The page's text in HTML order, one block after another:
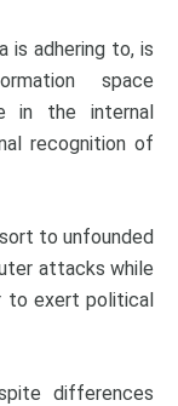
is adhering to, is
space
in the internal
recognition of
to unfounded
attacks while
to exert political
differences